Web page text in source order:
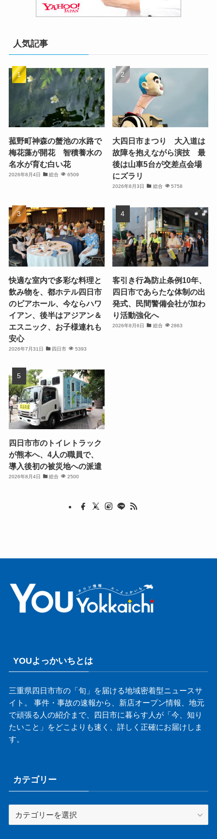
人気記事
菰野町神森の蟹池の水路で
梅花藻が開花 智積養水の
名水が育む白い花
2026年8月4日 総合 6509
大四日市まつり 大入道は
故障を抱えながら演技 最
後は山車5台が交差点会場
にズラリ
2026年8月3日 総合 5758
快適な室内で多彩な料理と
飲み物を、都ホテル四日市
のビアホール、今ならハワ
イアン、後半はアジアン＆
エスニック、お子様連れも
安心
2026年7月31日 四日市 5393
客引き行為防止条例10年、
四日市であらたな体制の出
発式、民間警備会社が加わ
り活動強化へ
2026年8月6日 総合 2863
四日市市のトイレトラック
が熊本へ、4人の職員で、
導入後初の被災地への派遣
2026年8月4日 総合 2500
YOUよっかいちとは
三重県四日市市の「旬」を届ける地域密着型ニュースサ
イト。 事件・事故の速報から、新店オープン情報、地元
で頑張る人の紹介まで、四日市に暮らす人が「今、知り
たいこと」をどこよりも速く、詳しく正確にお届けしま
す。
カテゴリー